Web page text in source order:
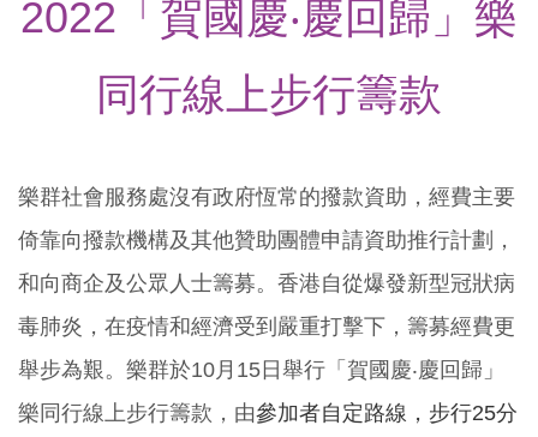
2022「賀國慶‧慶回歸」樂
同行線上步行籌款
樂群社會服務處沒有政府恆常的撥款資助，經費主要
倚靠向撥款機構及其他贊助團體申請資助推行計劃，
和向商企及公眾人士籌募。香港自從爆發新型冠狀病
毒肺炎，在疫情和經濟受到嚴重打擊下，籌募經費更
舉步為艱。樂群於10月15日舉行「賀國慶‧慶回歸」
樂同行線上步行籌款，由參加者自定路線，步行25分